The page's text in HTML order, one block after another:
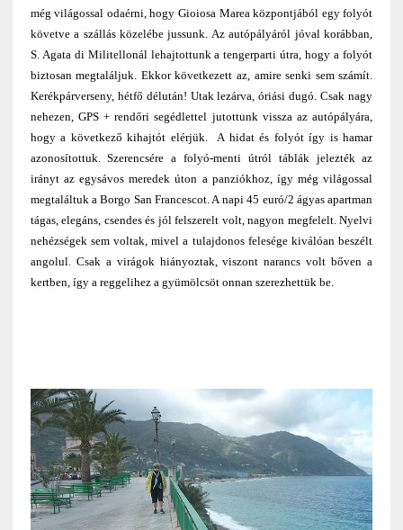
még világossal odaérni, hogy Gioiosa Marea központjából egy folyót
követve a szállás közelébe jussunk. Az autópályáról jóval korábban,
S. Agata di Militellonál lehajtottunk a tengerparti útra, hogy a folyót
biztosan megtaláljuk. Ekkor következett az, amire senki sem számít.
Kerékpárverseny, hétfő délután! Utak lezárva, óriási dugó. Csak nagy
nehezen, GPS + rendőri segédlettel jutottunk vissza az autópályára,
hogy a következő kihajtót elérjük. A hidat és folyót így is hamar
azonosítottuk. Szerencsére a folyó-menti útról táblák jelezték az
irányt az egysávos meredek úton a panziókhoz, így még világossal
megtaláltuk a Borgo San Francescot. A napi 45 euró/2 ágyas apartman
tágas, elegáns, csendes és jól felszerelt volt, nagyon megfelelt. Nyelvi
nehézségek sem voltak, mivel a tulajdonos felesége kiválóan beszélt
angolul. Csak a virágok hiányoztak, viszont narancs volt bőven a
kertben, így a reggelihez a gyümölcsöt onnan szerezhettük be.